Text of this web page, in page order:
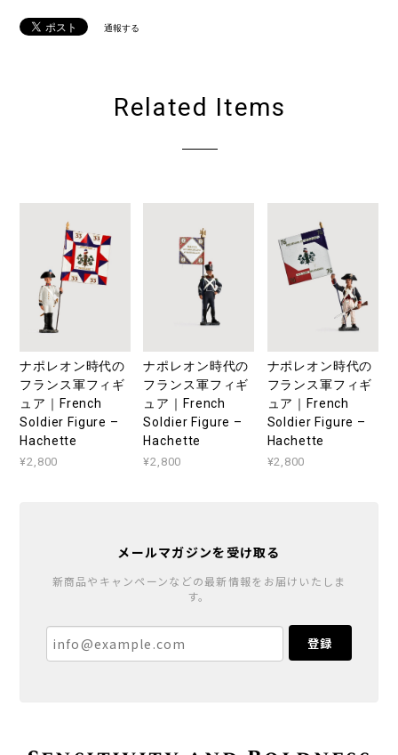
通報する
Related Items
ナポレオン時代の
フランス軍フィギ
ュア｜French
Soldier Figure –
Hachette
¥2,800
ナポレオン時代の
フランス軍フィギ
ュア｜French
Soldier Figure –
Hachette
¥2,800
ナポレオン時代の
フランス軍フィギ
ュア｜French
Soldier Figure –
Hachette
¥2,800
メールマガジンを受け取る
新商品やキャンペーンなどの最新情報をお届けいたしま
す。
登録